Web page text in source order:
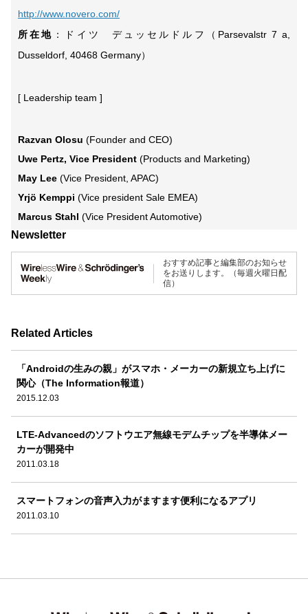
http://www.novero.com/
所在地 ：ドイツ デュッセルドルフ（Parsevalstr 7 a,
Dusseldorf, 40468 Germany）
[ Leadership team ]
Razvan Olosu (Founder and CEO)
Uwe Pertz, Vice President (Products and Marketing)
May Lee (Vice President, APAC)
Yrjö Kemppi (Vice president Sale EMEA)
Marcus Stahl (Vice President Automotive)
Newsletter
おすすめ記事と編集部のお知らせ
をお送りします。（毎週火曜日配
信）
Related Articles
「Androidの生みの親」がスマホ・メーカーの新規立ち上げに
関心（The Information報道）
2015.12.03
LTE-Advancedのソフトウエア無線モデムチップを半導体メー
カーが開発中
2011.03.18
スマートフォンの音声入力がますます便利になるアプリ
2011.03.10